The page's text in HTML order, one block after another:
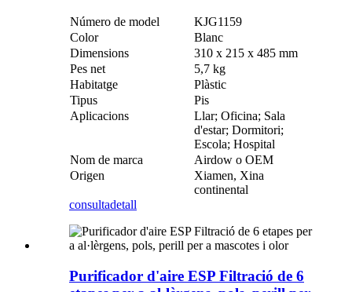
Número de model
KJG1159
Color
Blanc
Dimensions
310 x 215 x 485 mm
Pes net
5,7 kg
Habitatge
Plàstic
Tipus
Pis
Aplicacions
Llar; Oficina; Sala
d'estar; Dormitori;
Escola; Hospital
Nom de marca
Airdow o OEM
Origen
Xiamen, Xina
continental
consultadetall
Purificador d'aire ESP Filtració de 6